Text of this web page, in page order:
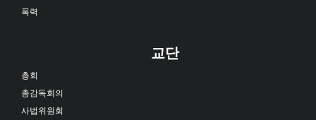
폭력
교단
총회
총감독회의
사법위원회